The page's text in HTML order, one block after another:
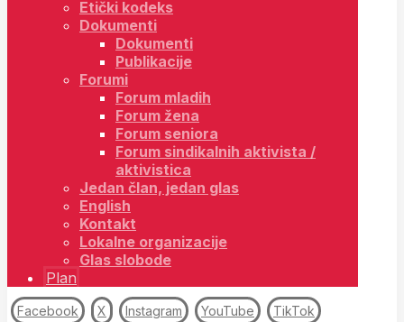
Etički kodeks
Dokumenti
Dokumenti
Publikacije
Forumi
Forum mladih
Forum žena
Forum seniora
Forum sindikalnih aktivista /
aktivistica
Jedan član, jedan glas
English
Kontakt
Lokalne organizacije
Glas slobode
Plan
Facebook X Instagram YouTube TikTok